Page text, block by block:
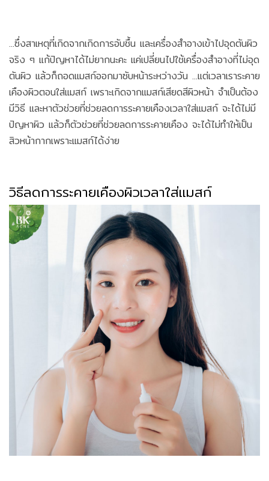
...ซึ่งสาเหตุที่เกิดจากเกิดการอับชื้น และเครื่องสำอางเข้าไปอุดตันผิว
จริง ๆ แก้ปัญหาได้ไม่ยากนะคะ แค่เปลี่ยนไปใช้เครื่องสำอางที่ไม่อุด
ตันผิว แล้วก็ถอดแมสก์ออกมาซับหน้าระหว่างวัน ...แต่เวลาเราระคาย
เคืองผิวตอนใส่แมสก์ เพราะเกิดจากแมสก์เสียดสีผิวหน้า จำเป็นต้อง
มีวิธี และหาตัวช่วยที่ช่วยลดการระคายเคืองเวลาใส่แมสก์ จะได้ไม่มี
ปัญหาผิว แล้วก็ตัวช่วยที่ช่วยลดการระคายเคือง จะได้ไม่ทำให้เป็น
สิวหน้ากากเพราะแมสก์ได้ง่าย
วิธีลดการระคายเคืองผิวเวลาใส่แมสก์